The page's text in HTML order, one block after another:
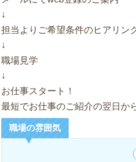
↓
担当よりご希望条件のヒアリン
↓
職場見学
↓
お仕事スタート！
最短でお仕事のご紹介の翌日か
職場の雰囲気